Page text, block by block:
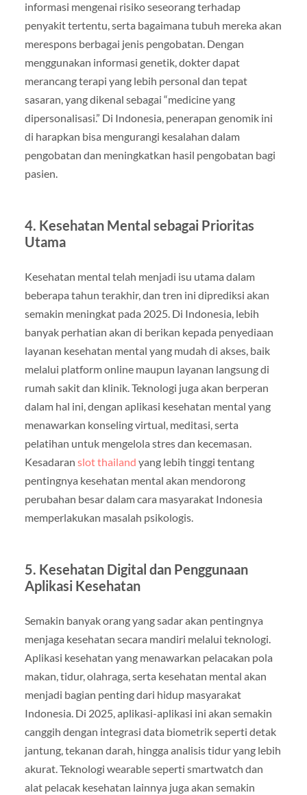
informasi mengenai risiko seseorang terhadap
penyakit tertentu, serta bagaimana tubuh mereka akan
merespons berbagai jenis pengobatan. Dengan
menggunakan informasi genetik, dokter dapat
merancang terapi yang lebih personal dan tepat
sasaran, yang dikenal sebagai “medicine yang
dipersonalisasi.” Di Indonesia, penerapan genomik ini
di harapkan bisa mengurangi kesalahan dalam
pengobatan dan meningkatkan hasil pengobatan bagi
pasien.
4. Kesehatan Mental sebagai Prioritas
Utama
Kesehatan mental telah menjadi isu utama dalam
beberapa tahun terakhir, dan tren ini diprediksi akan
semakin meningkat pada 2025. Di Indonesia, lebih
banyak perhatian akan di berikan kepada penyediaan
layanan kesehatan mental yang mudah di akses, baik
melalui platform online maupun layanan langsung di
rumah sakit dan klinik. Teknologi juga akan berperan
dalam hal ini, dengan aplikasi kesehatan mental yang
menawarkan konseling virtual, meditasi, serta
pelatihan untuk mengelola stres dan kecemasan.
Kesadaran slot thailand yang lebih tinggi tentang
pentingnya kesehatan mental akan mendorong
perubahan besar dalam cara masyarakat Indonesia
memperlakukan masalah psikologis.
5. Kesehatan Digital dan Penggunaan
Aplikasi Kesehatan
Semakin banyak orang yang sadar akan pentingnya
menjaga kesehatan secara mandiri melalui teknologi.
Aplikasi kesehatan yang menawarkan pelacakan pola
makan, tidur, olahraga, serta kesehatan mental akan
menjadi bagian penting dari hidup masyarakat
Indonesia. Di 2025, aplikasi-aplikasi ini akan semakin
canggih dengan integrasi data biometrik seperti detak
jantung, tekanan darah, hingga analisis tidur yang lebih
akurat. Teknologi wearable seperti smartwatch dan
alat pelacak kesehatan lainnya juga akan semakin